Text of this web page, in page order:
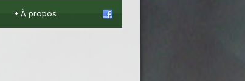
À propos
+